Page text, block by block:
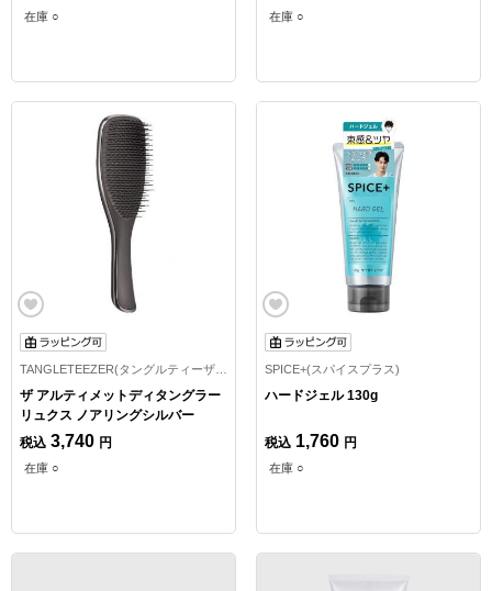
在庫 ○ 在庫 ○
ザ アルティメットディタングラー
リュクス ノアリングシルバー
税込 3,740 円
在庫 ○
SPICE+(スパイスプラス)
ハードジェル 130g
税込 1,760 円
在庫 ○